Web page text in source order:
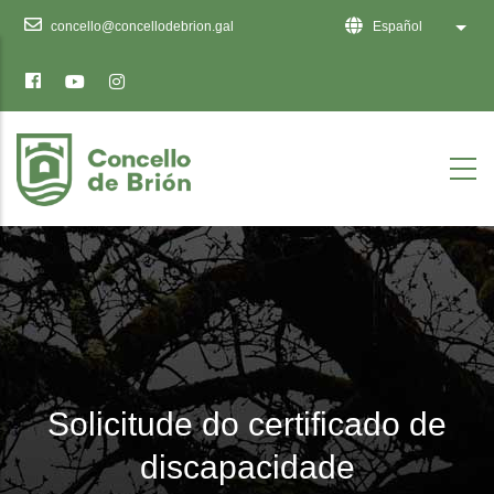
sitio
web
inclúe
un
sistema
de
accesibilidade.
concello@concellodebrion.gal Español Lista
Solicitude do certificado de
discapacidade